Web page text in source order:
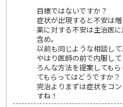
目標ではないですか？
症状が出現すると不安は増
薬に対する不安は主治医
含め。
以前も同じような相談して
やはり医師の前で内服し
ろんな方法を提案しても
てもらってはどうですか？
完治よりまずは症状をコ
すね！